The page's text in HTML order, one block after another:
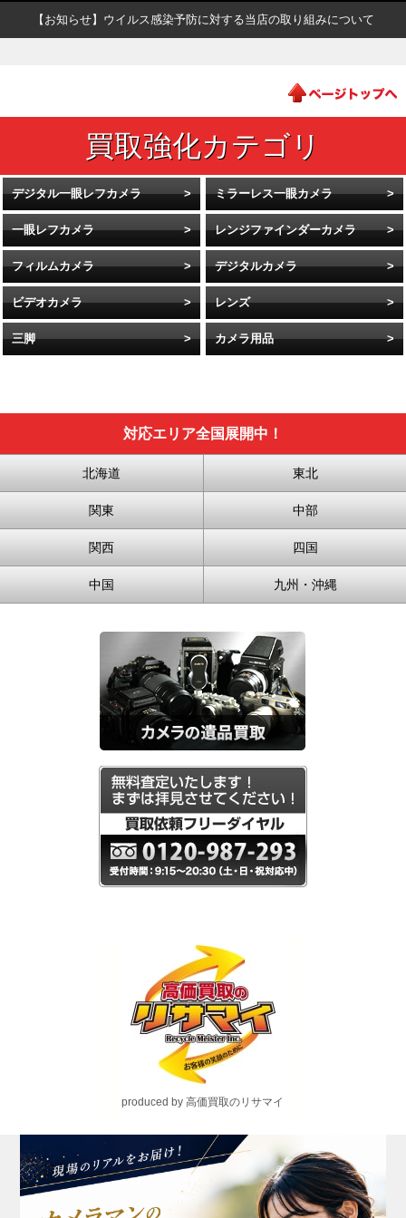
【お知らせ】ウイルス感染予防に対する当店の取り組みについて
デジタル一眼レフカメラ ミラーレス一眼カメラ
一眼レフカメラ レンジファインダーカメラ
フィルムカメラ デジタルカメラ
ビデオカメラ レンズ
三脚 カメラ用品
対応エリア全国展開中！
北海道 東北
関東 中部
関西 四国
中国 九州・沖縄
produced by 高価買取のリサマイ